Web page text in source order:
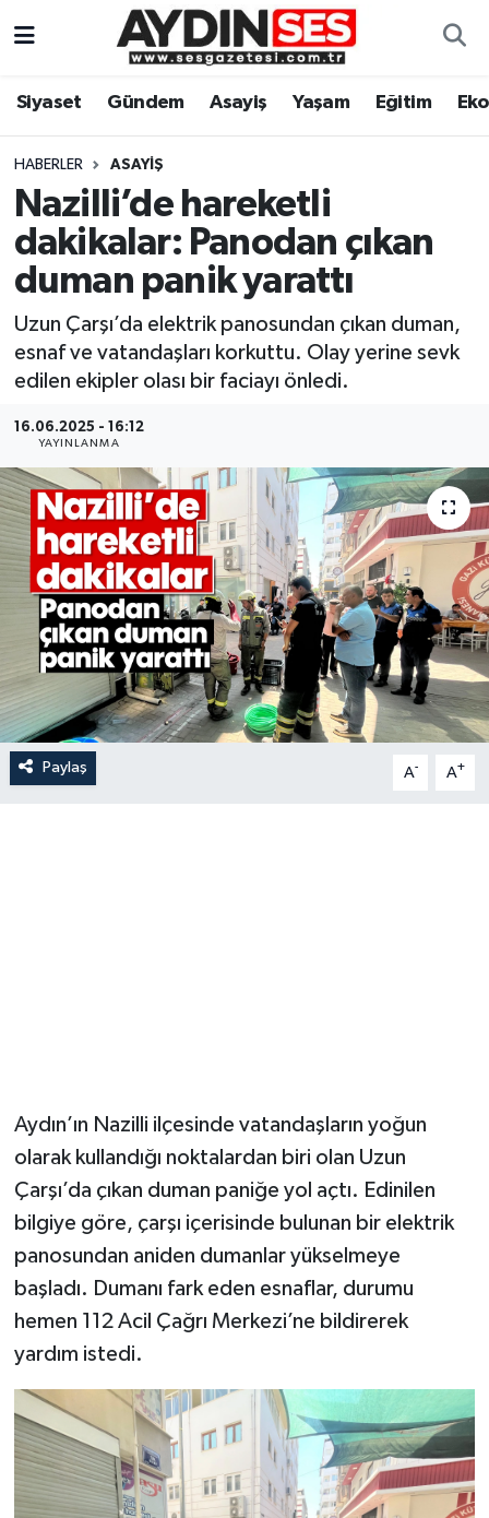
Siyaset Gündem Asayiş Yaşam Eğitim
HABERLER ASAYIŞ
Nazilli’de hareketli
dakikalar: Panodan çıkan
duman panik yarattı
Uzun Çarşı’da elektrik panosundan çıkan duman,
esnaf ve vatandaşları korkuttu. Olay yerine sevk
edilen ekipler olası bir faciayı önledi.
16.06.2025 - 16:12
YAYINLANMA
Paylaş A- A+
Aydın’ın Nazilli ilçesinde vatandaşların yoğun
olarak kullandığı noktalardan biri olan Uzun
Çarşı’da çıkan duman paniğe yol açtı. Edinilen
bilgiye göre, çarşı içerisinde bulunan bir elektrik
panosundan aniden dumanlar yükselmeye
başladı. Dumanı fark eden esnaflar, durumu
hemen 112 Acil Çağrı Merkezi’ne bildirerek
yardım istedi.
Gündem
Siyaset
Ekonomi
Eğitim
Kültür Sanat
Spor
Aydın Hava Durumu
Aydin Namaz Vakitleri
Aydın Trafik Yoğunluk Haritası
Süper Lig Puan Durumu ve Fikstür
Tüm Manşetler
Son Dakika Haberleri
Haber Arşivi